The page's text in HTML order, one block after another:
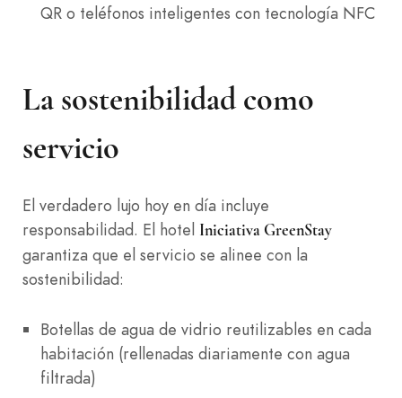
QR o teléfonos inteligentes con tecnología NFC
La sostenibilidad como
servicio
El verdadero lujo hoy en día incluye
responsabilidad. El hotel Iniciativa GreenStay
garantiza que el servicio se alinee con la
sostenibilidad:
Botellas de agua de vidrio reutilizables en cada
habitación (rellenadas diariamente con agua
filtrada)